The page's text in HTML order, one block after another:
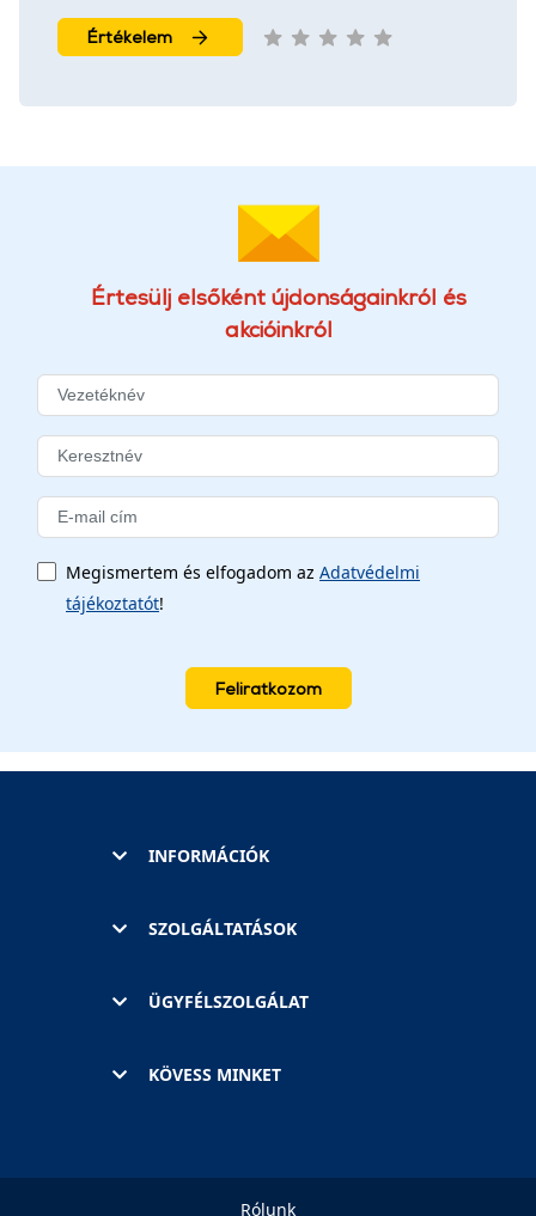
Értékelem
Értesülj elsőként újdonságainkról és
akcióinkról
Megismertem és elfogadom az Adatvédelmi
tájékoztatót!
Feliratkozom
INFORMÁCIÓK
SZOLGÁLTATÁSOK
ÜGYFÉLSZOLGÁLAT
KÖVESS MINKET
Rólunk